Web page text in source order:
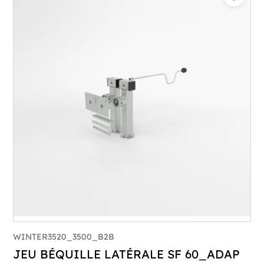
WINTER3520_3500_B2B
JEU BÉQUILLE LATÉRALE SF 60_ADAP